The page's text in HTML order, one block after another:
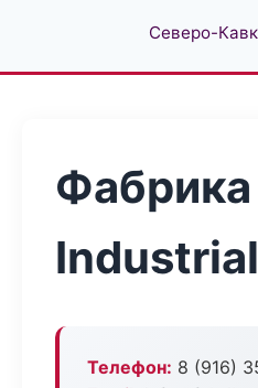
Северо-
Industrial
Телефон: 8 (916)